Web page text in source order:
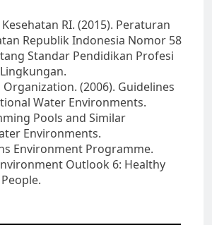
RI. (2015). Peraturan
Republik Indonesia Nomor 58
Standar Pendidikan Profesi
(2006). Guidelines
Water Environments.
Pools and Similar
Environments.
Environment Programme.
Outlook 6: Healthy